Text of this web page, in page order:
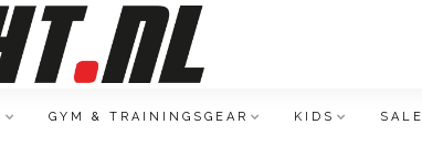
GYM & TRAININGSGEAR KIDS SALE